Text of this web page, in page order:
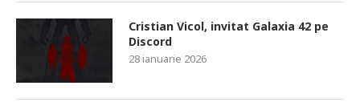
Cristian Vicol, invitat Galaxia 42 pe
Discord
28 ianuarie 2026